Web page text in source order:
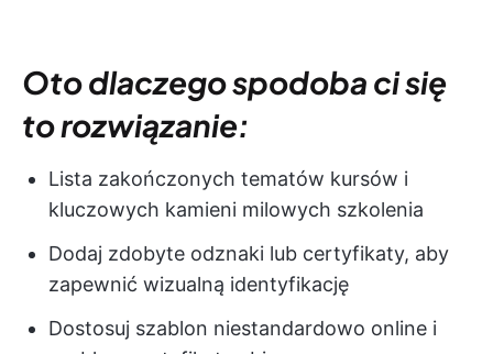
Oto dlaczego spodoba ci się
to rozwiązanie:
Lista zakończonych tematów kursów i
kluczowych kamieni milowych szkolenia
Dodaj zdobyte odznaki lub certyfikaty, aby
zapewnić wizualną identyfikację
Dostosuj szablon niestandardowo online i